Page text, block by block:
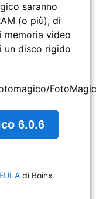
saranno
(o più), di
memoria video
un disco rigido
6.0.6
EULA di Boinx